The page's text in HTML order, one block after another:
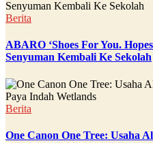
Berita
ABARO ‘Shoes For You.
Senyuman Kembali Ke Sekolah
Berita
One Canon One Tree: Usaha